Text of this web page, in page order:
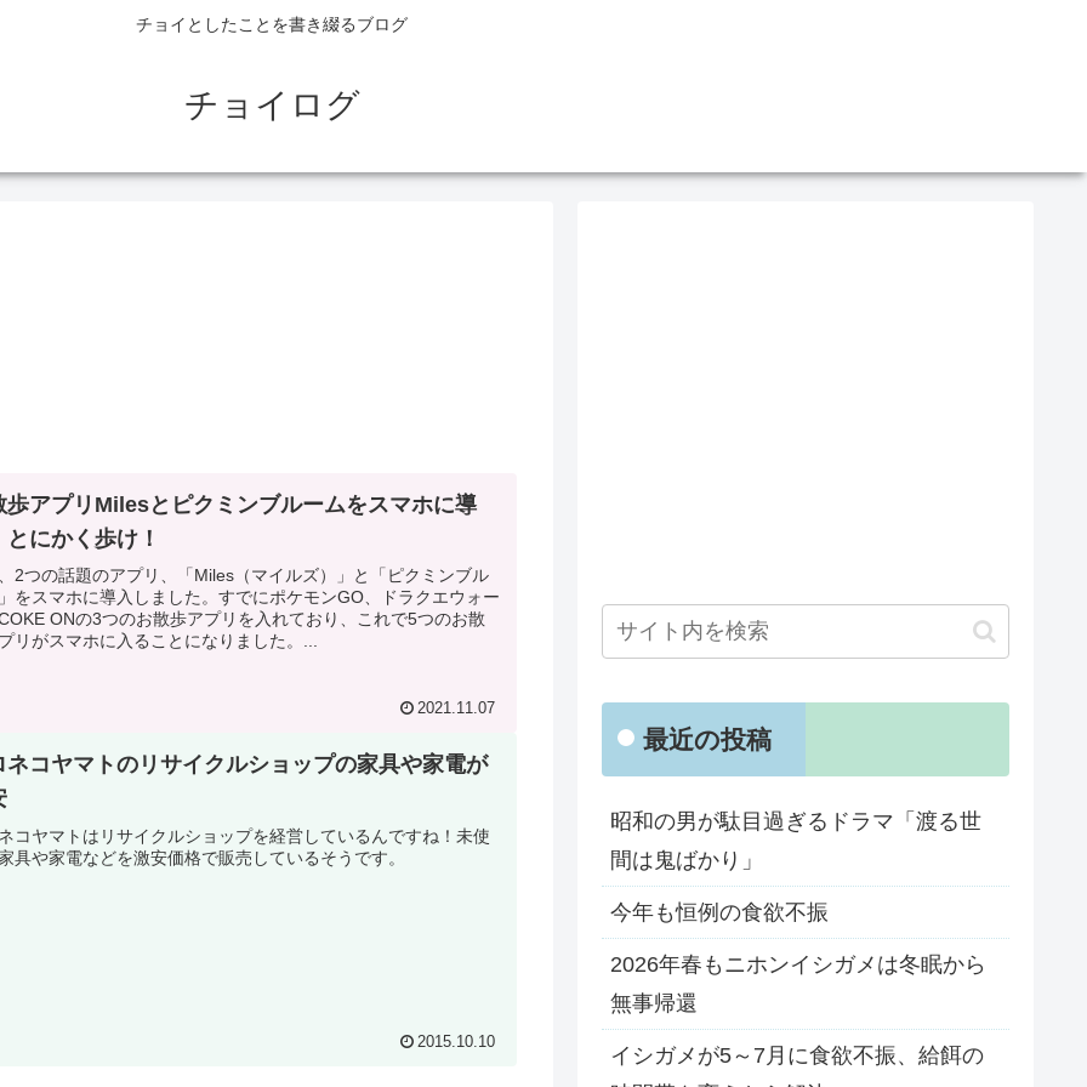
チョイとしたことを書き綴るブログ
チョイログ
歩アプリMilesとピクミンブルームをスマホに導
とにかく歩け！
2つの話題のアプリ、「Miles（マイルズ）」と「ピクミンブル
をスマホに導入しました。すでにポケモンGO、ドラクエウォー
ONの3つのお散歩アプリを入れており、これで5つのお散
リがスマホに入ることになりました。...
2021.11.07
ネコヤマトのリサイクルショップの家具や家電が
コヤマトはリサイクルショップを経営しているんですね！未使
具や家電などを激安価格で販売しているそうです。
2015.10.10
最近の投稿
昭和の男が駄目過ぎるドラマ「渡る世
間は鬼ばかり」
今年も恒例の食欲不振
2026年春もニホンイシガメは冬眠から
無事帰還
イシガメが5～7月に食欲不振、給餌の